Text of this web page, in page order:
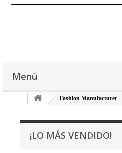
Menú
Fashion Manufacturer
¡LO MÁS VENDIDO!